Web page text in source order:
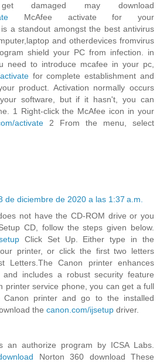
damaged may download
McAfee activate for your
a standout amongst the best antivirus
and otherdevices fromvirus
shield your PC from infection. in
need to introduce mcafee in your pc,
for complete establishment and
product. Activation normally occurs
software, but if it hasn't, you can
1 Right-click the McAfee icon in your
activate 2 From the menu, select
de diciembre de 2020 a las 1:37 a.m.
not have the CD-ROM drive or you
CD, follow the steps given below.
Click Set Up. Either type in the
printer, or click the first two letters
Letters.The Canon printer enhances
and includes a robust security feature
printer service phone, you can get a full
Canon printer and go to the installed
the canon.com/ijsetup driver.
an authorize program by ICSA Labs.
Norton 360 download These